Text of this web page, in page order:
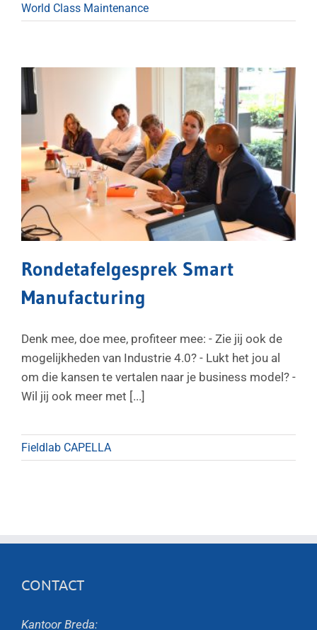
World Class Maintenance
Rondetafelgesprek Smart
Manufacturing
Denk mee, doe mee, profiteer mee: - Zie jij ook de
mogelijkheden van Industrie 4.0? - Lukt het jou al
om die kansen te vertalen naar je business model? -
Wil jij ook meer met [...]
Fieldlab CAPELLA
CONTACT
Kantoor Breda: